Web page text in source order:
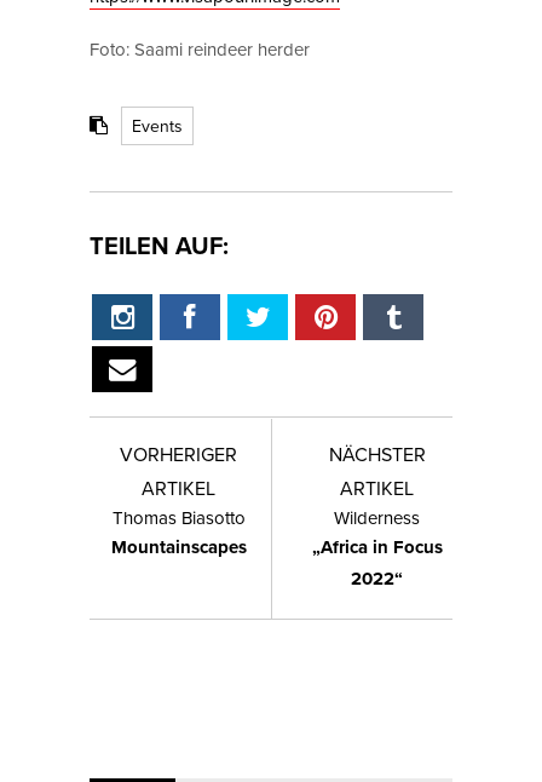
Foto: Saami reindeer herder
Events
TEILEN AUF:
VORHERIGER
ARTIKEL
Thomas Biasotto
Mountainscapes
NÄCHSTER
ARTIKEL
Wilderness
„Africa in Focus
2022“